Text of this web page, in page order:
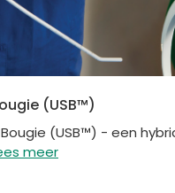
(USB™)
(USB™) - een
meer